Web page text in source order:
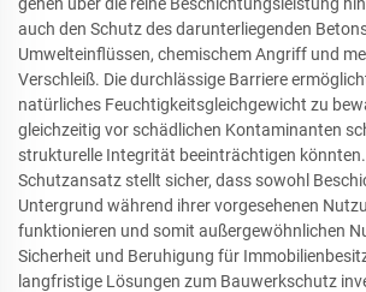
auch den Schutz des darunterliegenden
Umwelteinflüssen, chemischem Angriff und
Verschleiß. Die durchlässige Barriere
natürliches Feuchtigkeitsgleichgewicht zu
gleichzeitig vor schädlichen Kontaminanten
strukturelle Integrität beeinträchtigen
Schutzansatz stellt sicher, dass sowohl
Untergrund während ihrer vorgesehenen
funktionieren und somit außergewöhnlichen
Sicherheit und Beruhigung für
langfristige Lösungen zum Bauwerkschutz